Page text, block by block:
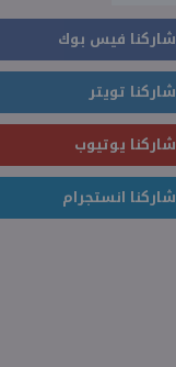
شاركنا فيس بوك
شاركنا تويتر
شاركنا يوتيوب
شاركنا انستجرام